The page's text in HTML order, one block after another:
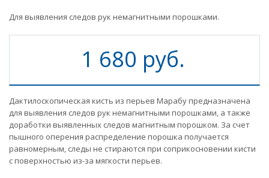
Для выявления следов рук немагнитными порошками.
1 680 руб.
Дактилоскопическая кисть из перьев Марабу предназначена
для выявления следов рук немагнитными порошками, а также
доработки выявленных следов магнитным порошком. За счет
пышного оперения распределение порошка получается
равномерным, следы не стираются при соприкосновении кисти
с поверхностью из-за мягкости перьев.